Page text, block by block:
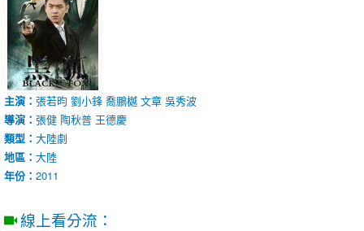
主演： 張若昀 劉小鋒 喬鵬樾 文章 吳秀波
導演： 張健 陶秋普 王德慶
類型： 大陸劇
地區： 大陸
年份： 2011
線上看分流：